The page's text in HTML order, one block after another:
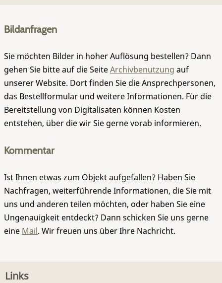
Bildanfragen
Sie möchten Bilder in hoher Auflösung bestellen? Dann
gehen Sie bitte auf die SeiteArchivbenutzung auf
unserer Website. Dort finden Sie die Ansprechpersonen,
das Bestellformular und weitere Informationen. Für die
Bereitstellung von Digitalisaten können Kosten
entstehen, über die wir Sie gerne vorab informieren.
Kommentar
Ist Ihnen etwas zum Objekt aufgefallen? Haben Sie
Nachfragen, weiterführende Informationen, die Sie mit
uns und anderen teilen möchten, oder haben Sie eine
Ungenauigkeit entdeckt? Dann schicken Sie uns gerne
eine Mail. Wir freuen uns über Ihre Nachricht.
Links